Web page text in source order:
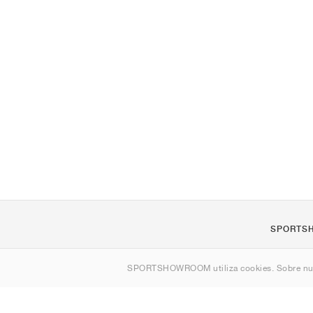
SPORTSHOWROOM utiliza cookies. Sobre
Contacto